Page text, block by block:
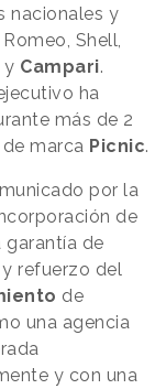
nacionales y
Shell,
y Campari.
ha
más de 2
marca Picnic.
por la
de
garantía de
refuerzo del
de
una agencia
y con una